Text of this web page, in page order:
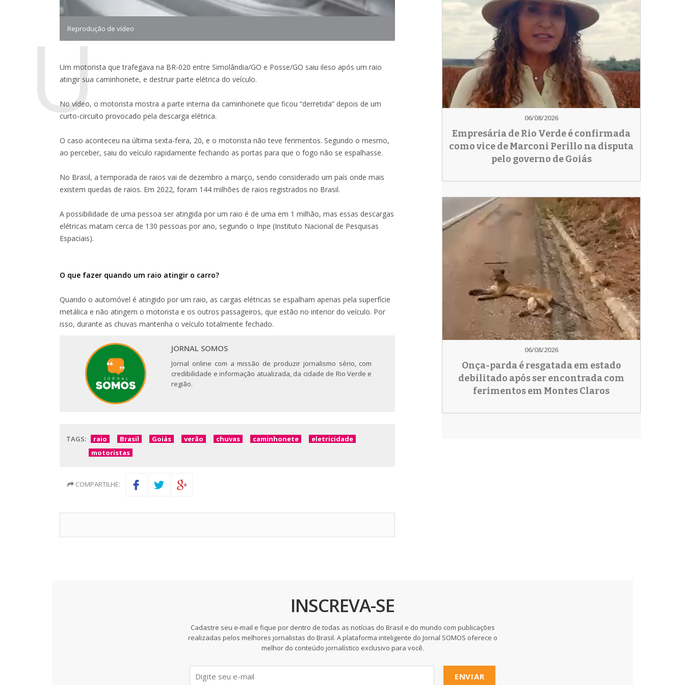
Reprodução de vídeo
U
Um motorista que trafegava na BR-020 entre Simolândia/GO e Posse/GO saiu ileso após um raio
atingir sua caminhonete, e destruir parte elétrica do veículo.
No vídeo, o motorista mostra a parte interna da caminhonete que ficou “derretida” depois de um
curto-circuito provocado pela descarga elétrica.
O caso aconteceu na última sexta-feira, 20, e o motorista não teve ferimentos. Segundo o mesmo,
ao perceber, saiu do veículo rapidamente fechando as portas para que o fogo não se espalhasse.
No Brasil, a temporada de raios vai de dezembro a março, sendo considerado um país onde mais
existem quedas de raios. Em 2022, foram 144 milhões de raios registrados no Brasil.
A possibilidade de uma pessoa ser atingida por um raio é de uma em 1 milhão, mas essas descargas
elétricas matam cerca de 130 pessoas por ano, segundo o Inpe (Instituto Nacional de Pesquisas
Espaciais).
O que fazer quando um raio atingir o carro?
Quando o automóvel é atingido por um raio, as cargas elétricas se espalham apenas pela superfície
metálica e não atingem o motorista e os outros passageiros, que estão no interior do veículo. Por
isso, durante as chuvas mantenha o veículo totalmente fechado.
JORNAL SOMOS
Jornal online com a missão de produzir jornalismo sério, com
credibilidade e informação atualizada, da cidade de Rio Verde e
região.
TAGS: raio Brasil Goiás verão chuvas caminhonete
eletricidade
motoristas
COMPARTILHE:
06/08/2026
Empresária de Rio Verde é confirmada
como vice de Marconi Perillo na disputa
pelo governo de Goiás
06/08/2026
Onça-parda é resgatada em estado
debilitado após ser encontrada com
ferimentos em Montes Claros
INSCREVA-SE
Cadastre seu e-mail e fique por dentro de todas as notícias do Brasil e do mundo com publicações
realizadas pelos melhores jornalistas do Brasil. A plataforma inteligente do Jornal SOMOS oferece o
melhor do conteúdo jornalístico exclusivo para você.
ENVIAR